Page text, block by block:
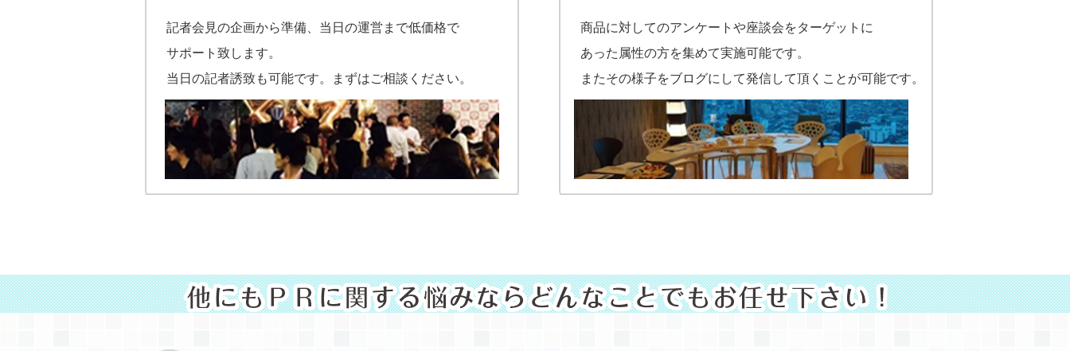
記者会見の企画から準備、当日の運営まで低価格で
サポート致します。
当日の記者誘致も可能です。まずはご相談ください。
商品に対してのアンケートや座談会をターゲットに
あった属性の方を集めて実施可能です。
またその様子をブログにして発信して頂くことが可能です。